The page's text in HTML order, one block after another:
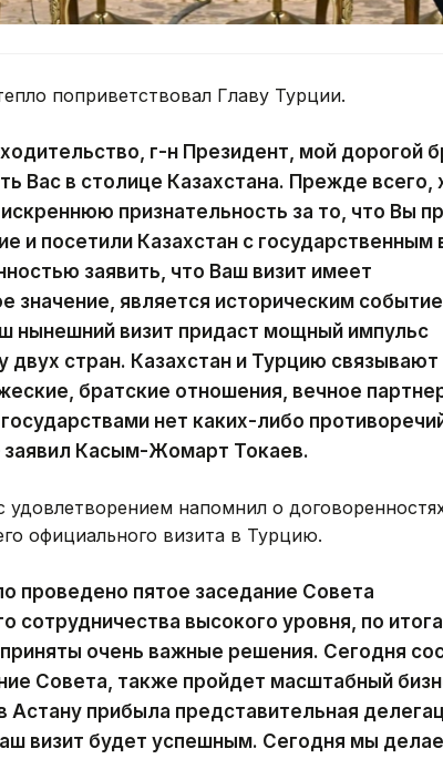
поприветствовал Главу Турции.
г-н Президент, мой дорогой
Вас в столице Казахстана. Прежде всего,
признательность за то, что Вы
и посетили Казахстан с государственным
заявить, что Ваш визит имеет
значение, является историческим
нынешний визит придаст мощный импульс
двух стран. Казахстан и Турцию связывают
братские отношения, вечное
нет каких-либо
заявил Касым-Жомарт Токаев.
напомнил о
официального визита в Турцию.
проведено пятое заседание Совета
сотрудничества высокого уровня, по
очень важные решения. Сегодня
Совета, также пройдет масштабный
Астану прибыла представительная
визит будет успешным. Сегодня мы